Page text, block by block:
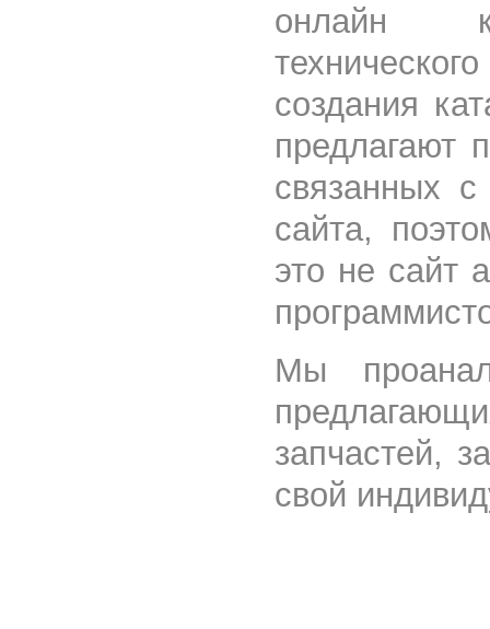
онлайн
создания
предлагают
связанных с
сайта,
это не сайт
Мы
запчастей,
свой